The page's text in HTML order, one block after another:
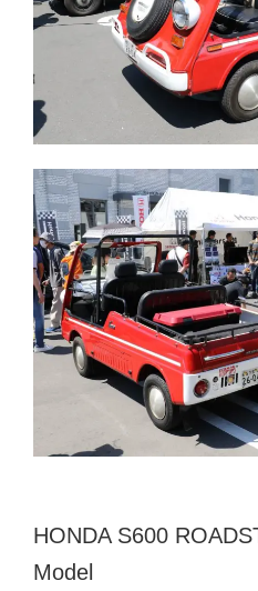
HONDA S600
Model